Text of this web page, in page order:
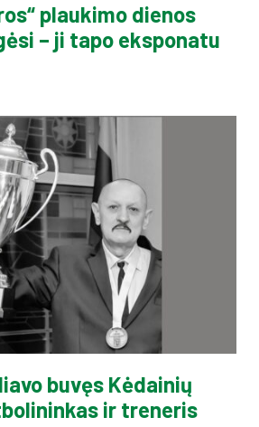
plaukimo dienos
– ji tapo eksponatu
buvęs Kėdainių
ir treneris